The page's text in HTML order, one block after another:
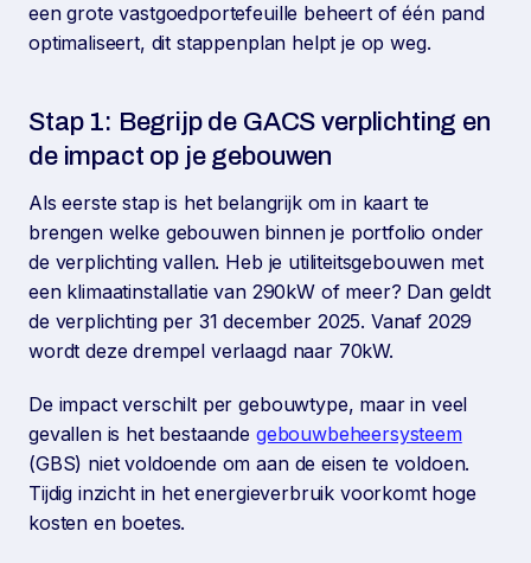
een grote vastgoedportefeuille beheert of één pand
optimaliseert, dit stappenplan helpt je op weg.
Stap 1: Begrijp de GACS verplichting en
de impact op je gebouwen
Als eerste stap is het belangrijk om in kaart te
brengen welke gebouwen binnen je portfolio onder
de verplichting vallen. Heb je utiliteitsgebouwen met
een klimaatinstallatie van 290kW of meer? Dan geldt
de verplichting per 31 december 2025. Vanaf 2029
wordt deze drempel verlaagd naar 70kW.
De impact verschilt per gebouwtype, maar in veel
gevallen is het bestaande gebouwbeheersysteem
(GBS) niet voldoende om aan de eisen te voldoen.
Tijdig inzicht in het energieverbruik voorkomt hoge
kosten en boetes.